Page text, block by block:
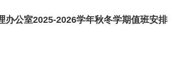
办公室2025-2026学年秋冬学期值班安排